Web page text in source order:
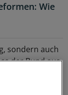
Wie
sondern auch
der Bund aus